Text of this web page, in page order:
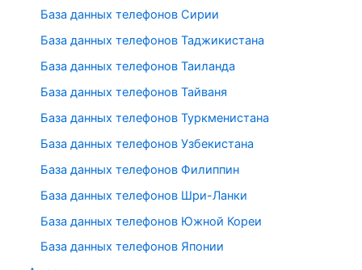
База данных телефонов Сирии
База данных телефонов Таджикистана
База данных телефонов Таиланда
База данных телефонов Тайваня
База данных телефонов Туркменистана
База данных телефонов Узбекистана
База данных телефонов Филиппин
База данных телефонов Шри-Ланки
База данных телефонов Южной Кореи
База данных телефонов Японии